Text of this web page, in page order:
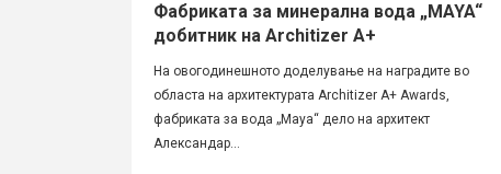
Фабриката за минерална вода „MAYA“
добитник на Аrchitizer A+
На овогодинешното доделување на наградите во
областа на архитектурата Аrchitizer A+ Awards,
фабриката за вода „Maya“ дело на архитект
Александар...